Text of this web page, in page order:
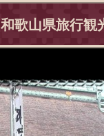
和歌山県旅行観